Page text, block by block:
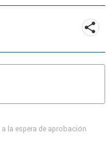
la espera de aprobación